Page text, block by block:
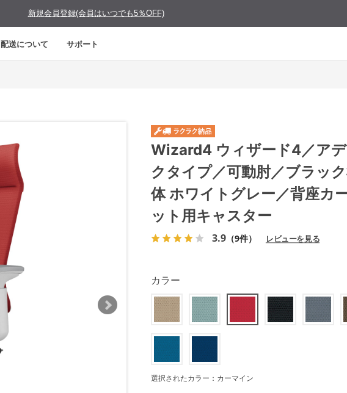
新規会員登録(会員はいつでも5％OFF)
配送について サポート
Wizard4 ウィザード4／ア
クタイプ／可動肘／ブラッ
体 ホワイトグレー／背座カ
ット用キャスター
3.9 （9件） レビューを見る
カラー
選択されたカラー：カーマイン